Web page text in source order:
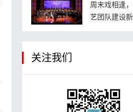
周末戏相逢
艺团队建设
关注我们